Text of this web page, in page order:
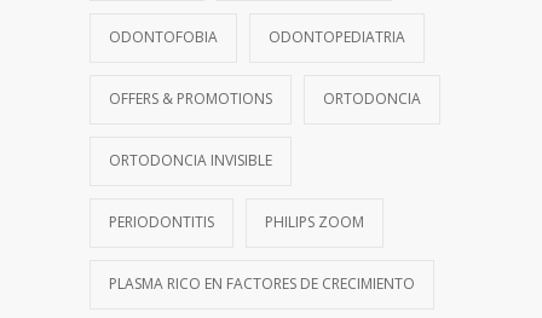
ODONTOFOBIA ODONTOPEDIATRIA
OFFERS & PROMOTIONS ORTODONCIA
ORTODONCIA INVISIBLE
PERIODONTITIS PHILIPS ZOOM
PLASMA RICO EN FACTORES DE CRECIMIENTO